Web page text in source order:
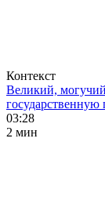
Контекст
Великий,
государственную
03:28
2 мин